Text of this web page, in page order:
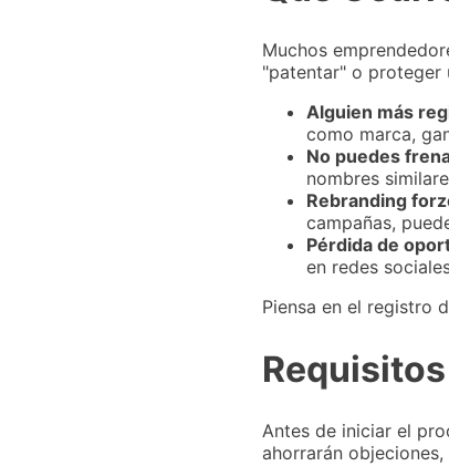
Muchos
"patentar" o proteger
Alguien más
como marca,
No puedes
nombres
Rebranding
campañas,
Pérdida de
en redes
Piensa en el registro
Antes de iniciar el
ahorrarán